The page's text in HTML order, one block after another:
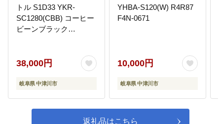
トル S1D33 YKR-
SC1280(CBB) コーヒー
ビーンブラック
善 岐阜県 中津川市
38,000円
岐阜県 中津川市
YHBA-S120(W) R4R87
F4N-0671
10,000円
岐阜県 中津川市
返礼品はこちら